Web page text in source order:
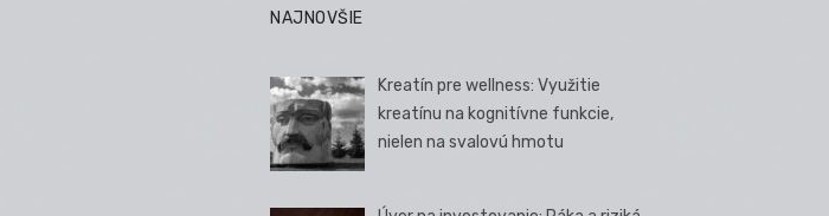
NAJNOVŠIE
Kreatín pre wellness: Využitie
kreatínu na kognitívne funkcie,
nielen na svalovú hmotu